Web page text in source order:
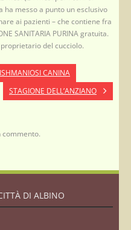
ha messo a punto un esclusivo
ai pazienti – che contiene fra
SANITARIA PURINA gratuita.
del cucciolo.
CANINA
STAGIONE DELL’ANZIANO
commento.
DI ALBINO